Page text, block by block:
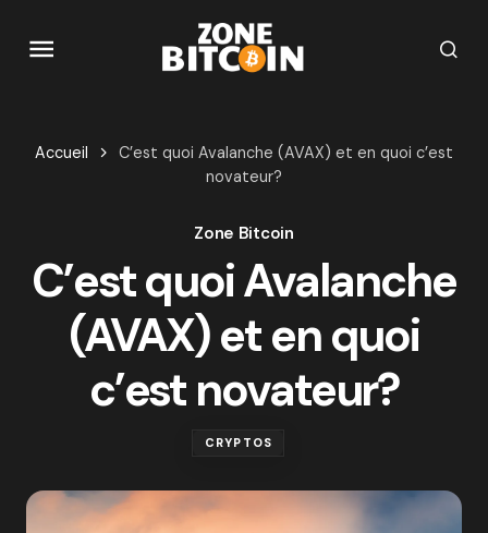
Accueil
C’est quoi Avalanche (AVAX) et en quoi c’est
novateur?
Zone Bitcoin
C’est quoi Avalanche
(AVAX) et en quoi
c’est novateur?
CRYPTOS